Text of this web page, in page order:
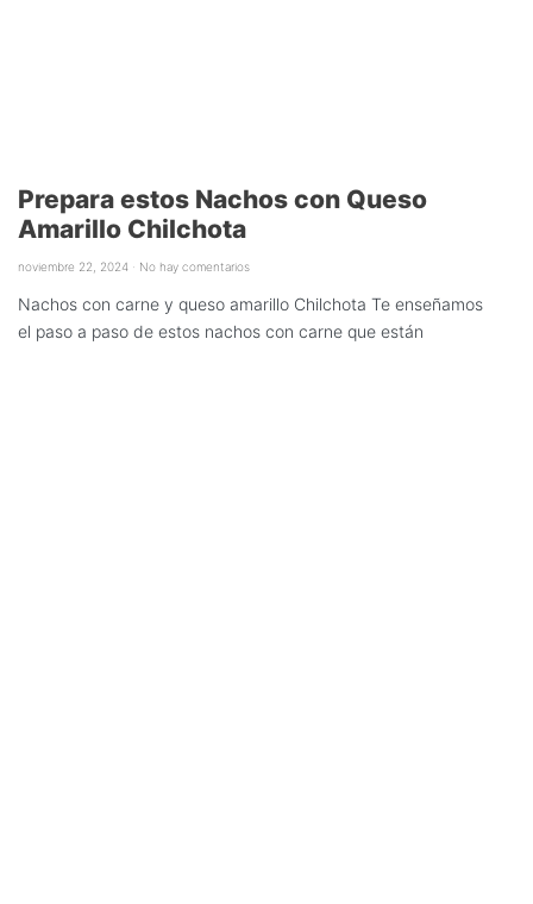
Prepara estos Nachos con Queso
Amarillo Chilchota
noviembre 22, 2024 No hay comentarios
Nachos con carne y queso amarillo Chilchota Te enseñamos
el paso a paso de estos nachos con carne que están